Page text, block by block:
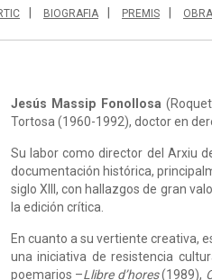
BIOGRAFIA PREMIS OBRA
Jesús Massip Fonollosa
Tortosa (1960-1992), doctor en
Su labor como director del Arxiu
documentación histórica,
siglo XIII, con hallazgos de gran
la edición crítica.
En cuanto a su vertiente creativa,
una iniciativa de resistencia
poemarios –Llibre d’hores(1989),